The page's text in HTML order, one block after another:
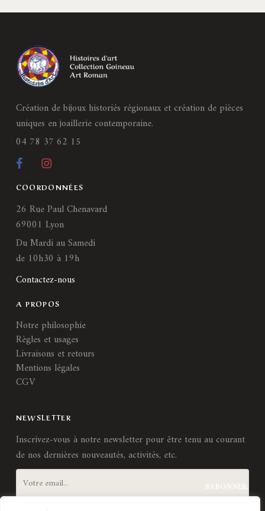
Création de bijoux historiés régionaux et création de pièces
uniques en joaillerie contemporaine.
04 78 37 62 15
COORDONNÉES
26 Rue Paul Chenavard
69001 Lyon
Du Mardi au Samedi
de 10h30 à 19h
Contactez-nous
A PROPOS
Notre philosophie
Règles et usages
Livraisons et retours
Mentions légales
CGV
NEWSLETTER
Inscrivez-vous à notre newsletter pour être tenu au courant
de nos dernières nouveautés, activités, etc.